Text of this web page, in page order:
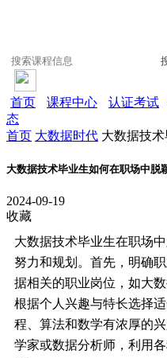
首页 课程中心 认证考试
态
首页 大数据时代 大数据技
大数据技术毕业生如何在职场中脱
2024-09-19
收藏
大数据技术毕业生在职场
努力和规划。首先，明确
据相关的职业岗位，如大
根据个人兴趣与特长选择
程、算法和数学有浓厚的
学家或数据分析师，利用